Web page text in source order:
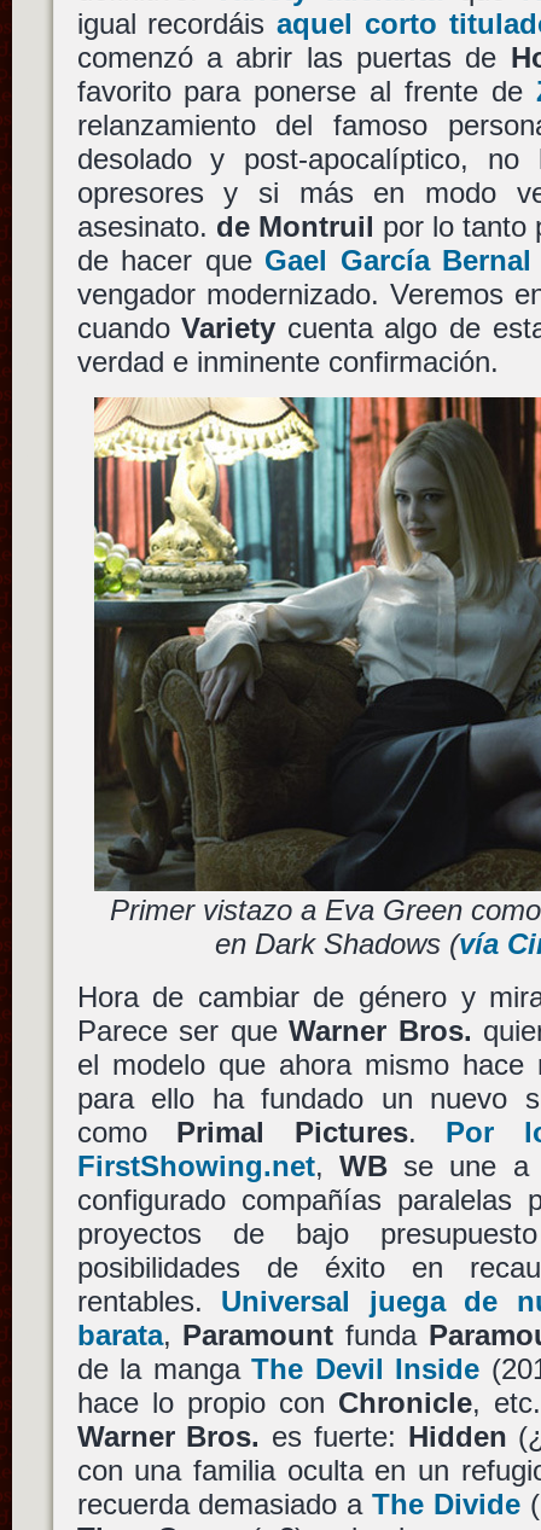
igual recordáisaquel corto
comenzó a abrir las puertas de
favorito para ponerse al frente de
relanzamiento del famoso
desolado y post-apocalíptico,
opresores y si más en modo
asesinato. de Montruil por lo tanto
de hacer que Gael García Bernal
vengador modernizado. Veremos
cuandoVariety cuenta algo de
verdad e inminente confirmación.
Primer vistazo a Eva Green
en Dark Shadows (vía
Hora de cambiar de género y
Parece ser queWarner Bros.
el modelo que ahora mismo
para ello ha fundado un nuevo
como Primal Pictures. Por
FirstShowing.net, WBse une a
configurado compañías paralelas
proyectos de bajo
posibilidades de éxito en
rentables. Universal juega de
barata, Paramount funda
de la mangaThe Devil Inside
hace lo propio con Chronicle,
Warner Bros. es fuerte: Hidden
con una familia oculta en un
recuerda demasiado aThe Divide